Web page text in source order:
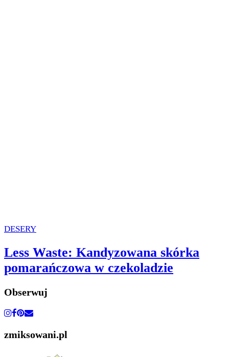
DESERY
Less Waste: Kandyzowana skórka
pomarańczowa w czekoladzie
Obserwuj
zmiksowani.pl